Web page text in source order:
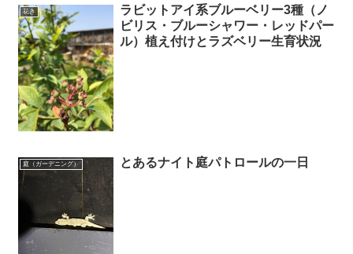
花き
ラビットアイ系ブルーベリー3種（ノ
ビリス・ブルーシャワー・レッドパー
ル）植え付けとラズベリー生育状況
庭（ガーデニング） とあるナイト庭パトロールの一日